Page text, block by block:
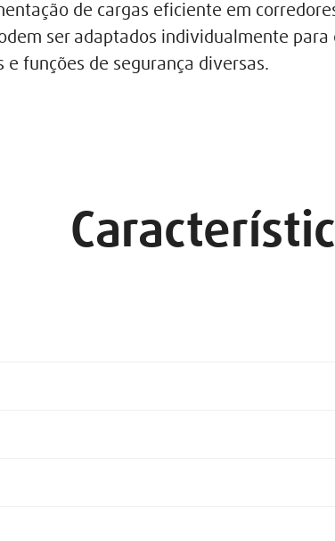
de cargas eficiente em
ser adaptados individualmente
e funções de segurança diversas.